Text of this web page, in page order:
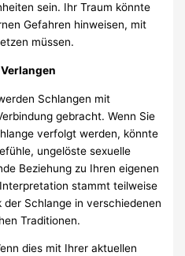
sein. Ihr Traum könnte
Gefahren hinweisen, mit
müssen.
Schlangen mit
gebracht. Wenn Sie
verfolgt werden, könnte
ungelöste sexuelle
Beziehung zu Ihren eigenen
stammt teilweise
Schlange in verschiedenen
Traditionen.
dies mit Ihrer aktuellen